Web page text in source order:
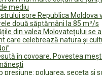
mediu
spre Republica Moldova
două săptămâni la 85 m³/s
din valea Molovatețului se
care celebrează natura și
în covoare. Povestea
presiune: poluarea, seceta și